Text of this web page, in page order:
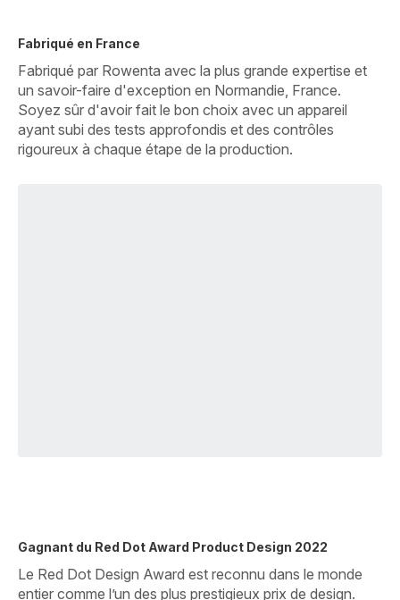
Fabriqué en France
Fabriqué par Rowenta avec la plus grande expertise et
un savoir-faire d'exception en Normandie, France.
Soyez sûr d'avoir fait le bon choix avec un appareil
ayant subi des tests approfondis et des contrôles
rigoureux à chaque étape de la production.
Gagnant du Red Dot Award Product Design 2022
Le Red Dot Design Award est reconnu dans le monde
entier comme l’un des plus prestigieux prix de design.